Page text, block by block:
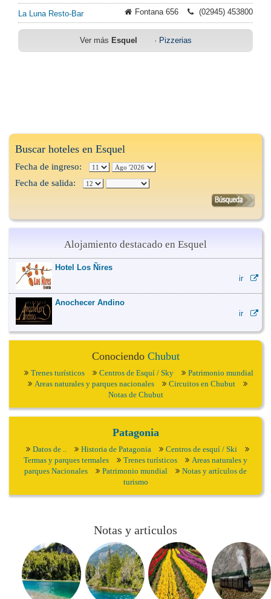
La Luna Resto-Bar Fontana 656 (02945) 453800
Ver más Esquel · Pizzerias
Buscar hoteles en Esquel
Fecha de ingreso:
Fecha de salida:
Alojamiento destacado en Esquel
Hotel Los Ñires
ir
Anochecer Andino
ir
Conociendo Chubut
Trenes turísticos Centros de Esquí / Sky
Patrimonio mundial
Areas naturales y parques nacionales
Circuitos en Chubut
Notas de Chubut
Patagonia
Datos de .. Historia de Patagonia
Centros de esquí / Ski
Termas y parques termales
Trenes turísticos
Areas naturales y
parques Nacionales
Patrimonio mundial
Notas y artículos de
turismo
Notas y articulos